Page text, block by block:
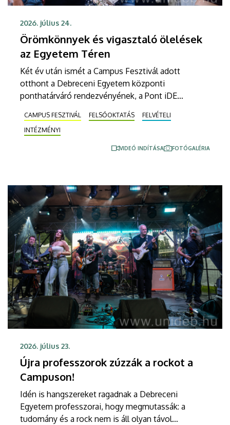
2026. július 24.
Örömkönnyek és vigasztaló ölelések
az Egyetem Téren
Két év után ismét a Campus Fesztivál adott
otthont a Debreceni Egyetem központi
ponthatárváró rendezvényének, a Pont iDE
izgulhatták végig a ponthúzás pillanatait, a
Debreceni Egyetem legújabb gólyáit az intézmény
CAMPUS FESZTIVÁL FELSŐOKTATÁS
FELVÉTELI
INTÉZMÉNYI
VIDEÓ INDÍTÁSA FOTÓGALÉRIA
2026. július 23.
Újra professzorok zúzzák a rockot a
Campuson!
Idén is hangszereket ragadnak a Debreceni
Egyetem professzorai, hogy megmutassák: a
tudomány és a rock nem is áll olyan távol